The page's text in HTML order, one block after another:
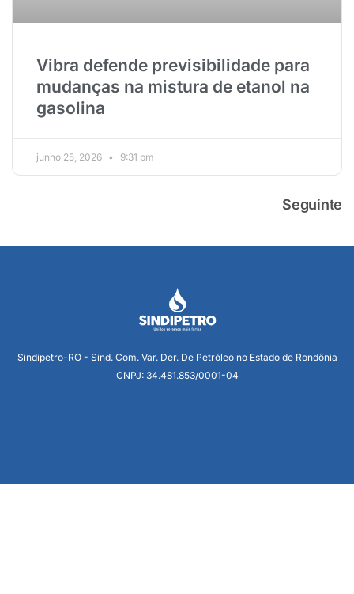
Vibra defende previsibilidade para
mudanças na mistura de etanol na
gasolina
junho 25, 2026 9:31 pm
Seguinte
Sindipetro-RO - Sind. Com. Var. Der. De Petróleo no Estado de Rondônia
CNPJ: 34.481.853/0001-04